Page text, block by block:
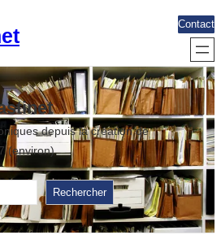
Contact
depuis la création de
(environ)
Rechercher